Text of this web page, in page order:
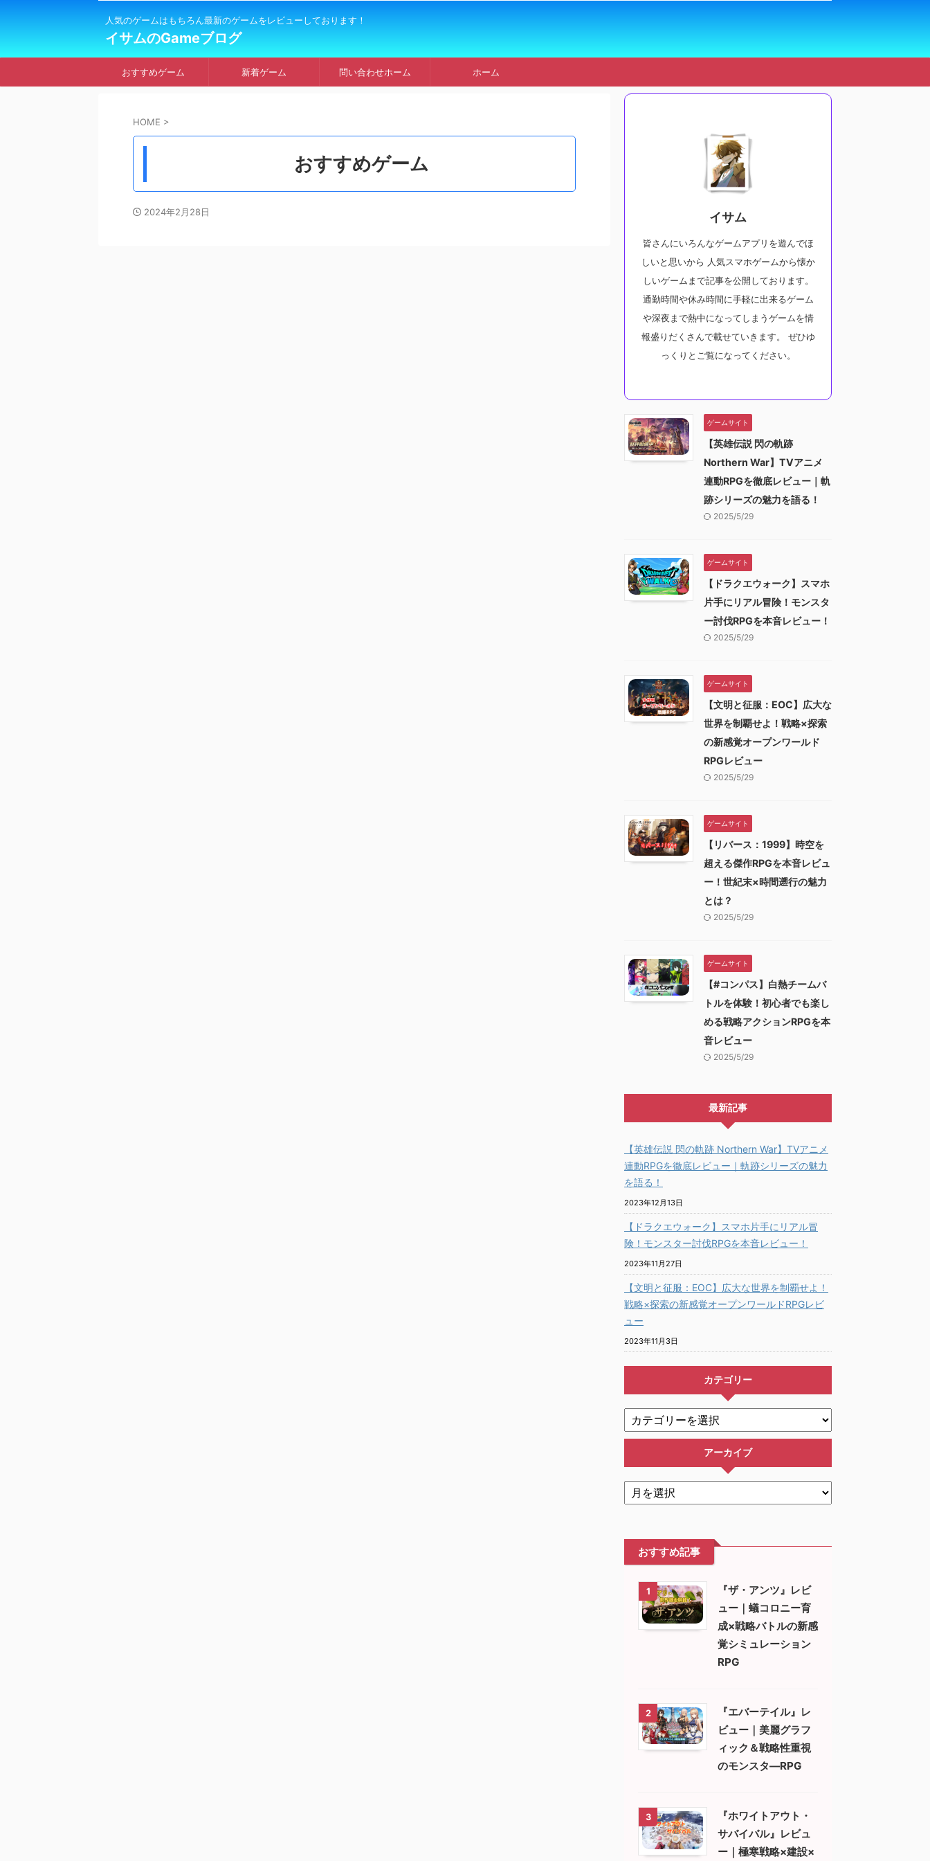
人気のゲームはもちろん最新のゲームをレビューしております！
イサムのGameブログ
おすすめゲーム 新着ゲーム 問い合わせホーム ホーム
HOME >
おすすめゲーム
2024年2月28日 イサム
皆さんにいろんなゲームアプリを遊んでほ
しいと思いから 人気スマホゲームから懐か
しいゲームまで記事を公開しております。
通勤時間や休み時間に手軽に出来るゲーム
や深夜まで熱中になってしまうゲームを情
報盛りだくさんで載せていきます。 ぜひゆ
っくりとご覧になってください。
ゲームサイト
【英雄伝説 閃の軌跡
Northern War】TVアニメ
連動RPGを徹底レビュー｜軌
跡シリーズの魅力を語る！
2025/5/29
ゲームサイト
【ドラクエウォーク】スマホ
片手にリアル冒険！モンスタ
ー討伐RPGを本音レビュー！
2025/5/29
ゲームサイト
【文明と征服：EOC】広大な
世界を制覇せよ！戦略×探索
の新感覚オープンワールド
RPGレビュー
2025/5/29
ゲームサイト
【リバース：1999】時空を
超える傑作RPGを本音レビュ
ー！世紀末×時間遡行の魅力
とは？
2025/5/29
ゲームサイト
【#コンパス】白熱チームバ
トルを体験！初心者でも楽し
める戦略アクションRPGを本
音レビュー
2025/5/29
最新記事
【英雄伝説 閃の軌跡 Northern War】TVアニメ
連動RPGを徹底レビュー｜軌跡シリーズの魅力
を語る！
2023年12月13日
【ドラクエウォーク】スマホ片手にリアル冒
険！モンスター討伐RPGを本音レビュー！
2023年11月27日
【文明と征服：EOC】広大な世界を制覇せよ！
戦略×探索の新感覚オープンワールドRPGレビ
ュー
2023年11月3日
カテゴリー
アーカイブ
おすすめ記事
1
『ザ・アンツ』レビ
ュー｜蟻コロニー育
成×戦略バトルの新感
覚シミュレーション
RPG
2
『エバーテイル』レ
ビュー｜美麗グラフ
ィック＆戦略性重視
のモンスタ―RPG
3
『ホワイトアウト・
サバイバル』レビュ
ー｜極寒戦略×建設×